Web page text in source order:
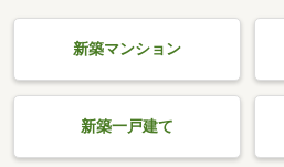
新築マンション
新築一戸建て